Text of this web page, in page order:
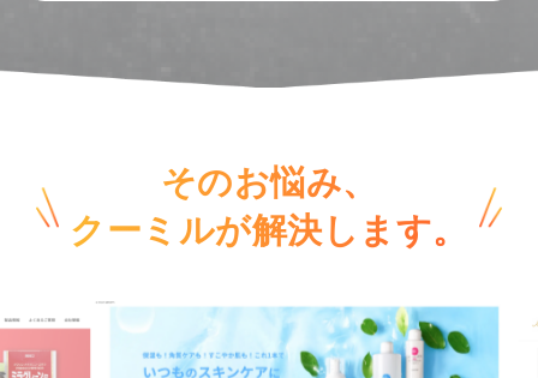
そのお悩み、
クーミルが解決します。